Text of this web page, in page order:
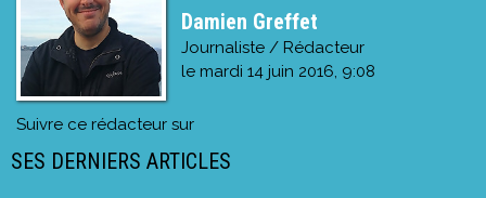
Damien Greffet
Journaliste / Rédacteur
le mardi 14 juin 2016, 9:08
Suivre ce rédacteur sur
SES DERNIERS ARTICLES